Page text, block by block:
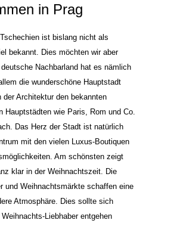
in Prag
ist bislang nicht als
bekannt. Dies möchten wir aber
Nachbarland hat es nämlich
die wunderschöne Hauptstadt
der Architektur den bekannten
Hauptstädten wie Paris, Rom und Co.
Das Herz der Stadt ist natürlich
mit den vielen Luxus-Boutiquen
Am schönsten zeigt
klar in der Weihnachtszeit. Die
und Weihnachtsmärkte schaffen eine
Atmosphäre. Dies sollte sich
Liebhaber entgehen